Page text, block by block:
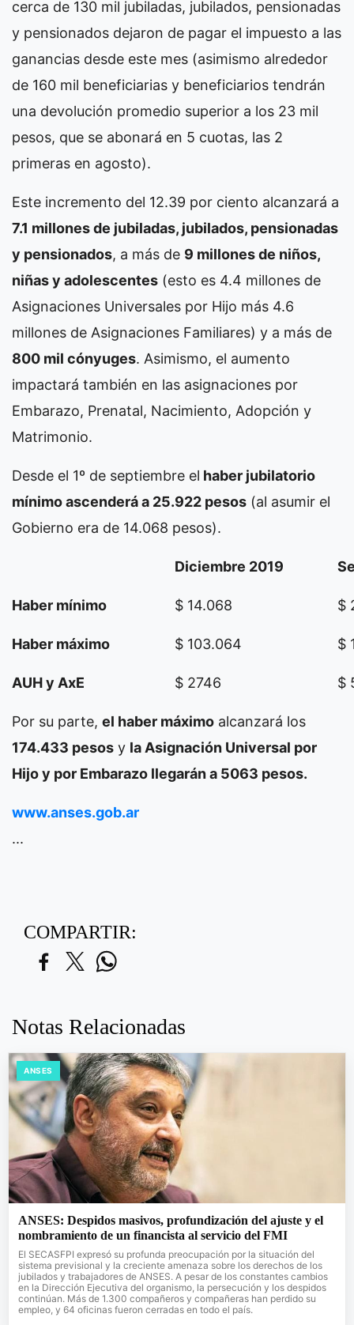
cerca de 130 mil jubiladas, jubilados, pensionadas
y pensionados dejaron de pagar el impuesto a las
ganancias desde este mes (asimismo alrededor
de 160 mil beneficiarias y beneficiarios tendrán
una devolución promedio superior a los 23 mil
pesos, que se abonará en 5 cuotas, las 2
primeras en agosto).
Este incremento del 12.39 por ciento alcanzará a
7.1 millones de jubiladas, jubilados, pensionadas
y pensionados, a más de 9 millones de niños,
niñas y adolescentes (esto es 4.4 millones de
Asignaciones Universales por Hijo más 4.6
millones de Asignaciones Familiares) y a más de
800 mil cónyuges. Asimismo, el aumento
impactará también en las asignaciones por
Embarazo, Prenatal, Nacimiento, Adopción y
Matrimonio.
Desde el 1º de septiembre el haber jubilatorio
mínimo ascenderá a 25.922 pesos (al asumir el
Gobierno era de 14.068 pesos).
Diciembre 2019
Haber mínimo $ 14.068 $
Haber máximo $ 103.064 $
AUH y AxE $ 2746 $
Por su parte, el haber máximo alcanzará los
174.433 pesos y la Asignación Universal por
Hijo y por Embarazo llegarán a 5063 pesos.
www.anses.gob.ar
...
COMPARTIR:
Notas Relacionadas
ANSES
ANSES: Despidos masivos, profundización del ajuste y el
nombramiento de un financista al servicio del FMI
El SECASFPI expresó su profunda preocupación por la situación del
sistema previsional y la creciente amenaza sobre los derechos de los
jubilados y trabajadores de ANSES. A pesar de los constantes cambios
en la Dirección Ejecutiva del organismo, la persecución y los despidos
continúan. Más de 1.300 compañeros y compañeras han perdido su
empleo, y 64 oficinas fueron cerradas en todo el país.